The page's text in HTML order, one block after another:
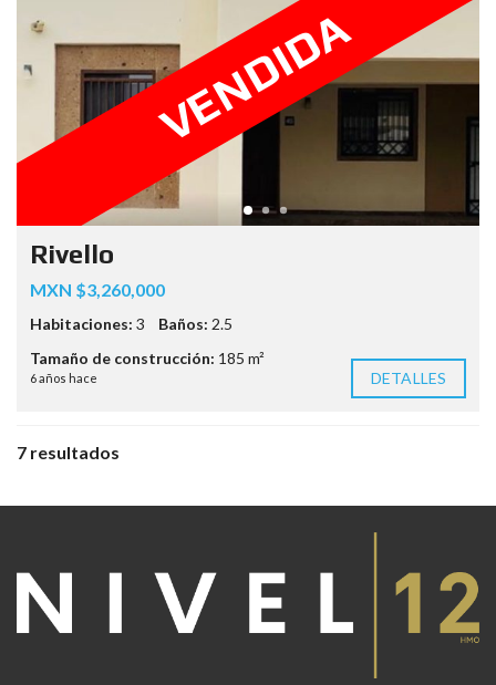
VENDIDA
Rivello
MXN $3,260,000
Habitaciones: 3 Baños: 2.5
Tamaño de construcción: 185 m²
6 años hace DETALLES
7 resultados